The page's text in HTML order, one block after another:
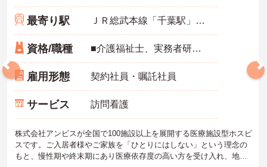
最寄り駅 ＪＲ総武本線「千葉駅」徒歩2分
資格/職種 ■介護福祉士、実務者研修、初任者研修 いずれか ※特養、老健、病院、有老などの実務経験1年以上ある方 ※身体介護の経験年以上ある方、機械浴の使用の経験のある方歓迎
雇用形態 契約社員・嘱託社員
サービス 訪問看護
株式会社アンビスが全国で100施設以上を展開する医療施設型ホスピ
スです。ご入居者様やご家族を「ひとりにはしない」という理念の
もと、慢性期や終末期にあり医療依存度の高い方を受け入れ、地域